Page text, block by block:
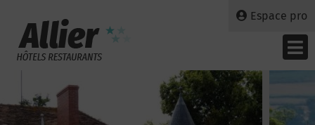
Espace pro